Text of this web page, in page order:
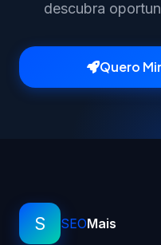
descubra
Quero
S SEOMais